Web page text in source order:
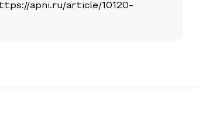
apni.ru/article/10120-